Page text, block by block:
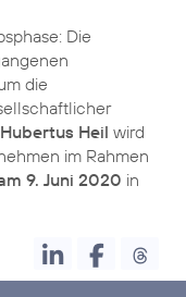
Die
die
Heil wird
im Rahmen
9. Juni 2020 in